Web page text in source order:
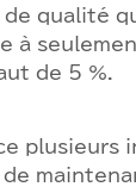
de qualité
à
de 5 %.
plusieurs
de